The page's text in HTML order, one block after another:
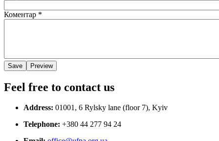
Коментар *
Feel free to contact us
Address: 01001, 6 Rylsky lane (floor 7), Kyiv
Telephone: +380 44 277 94 24